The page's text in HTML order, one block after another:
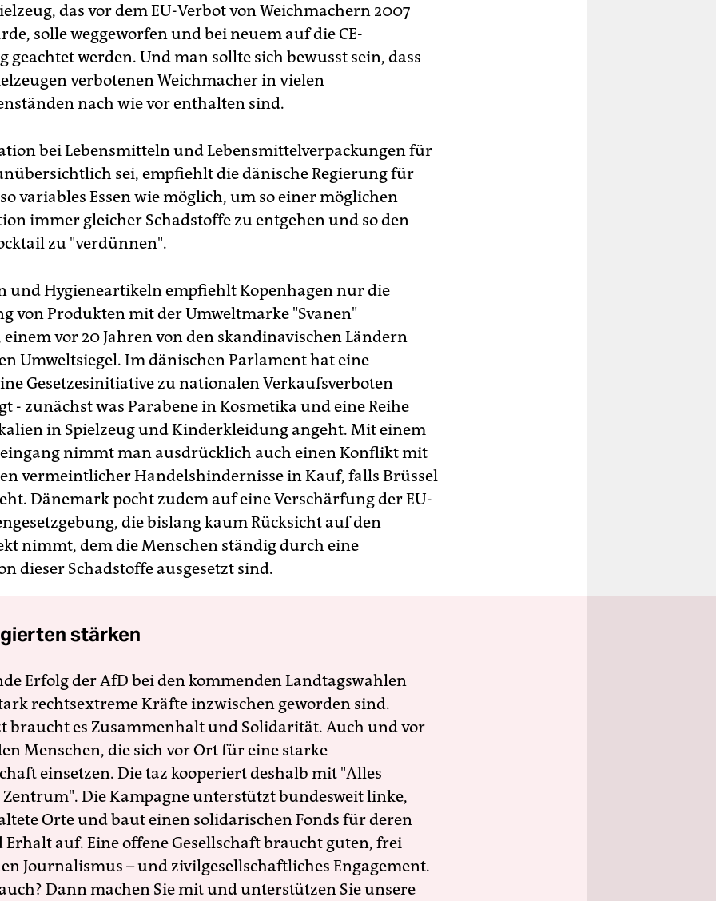
das vor dem EU-Verbot von Weichmachern 2007
solle weggeworfen und bei neuem auf die CE-
geachtet werden. Und man sollte sich bewusst sein, dass
verbotenen Weichmacher in vielen
nach wie vor enthalten sind.
bei Lebensmitteln und Lebensmittelverpackungen für
sei, empfiehlt die dänische Regierung für
variables Essen wie möglich, um so einer möglichen
immer gleicher Schadstoffe zu entgehen und so den
zu "verdünnen".
und Hygieneartikeln empfiehlt Kopenhagen nur die
von Produkten mit der Umweltmarke "Svanen"
einem vor 20 Jahren von den skandinavischen Ländern
Umweltsiegel. Im dänischen Parlament hat eine
Gesetzesinitiative zu nationalen Verkaufsverboten
- zunächst was Parabene in Kosmetika und eine Reihe
in Spielzeug und Kinderkleidung angeht. Mit einem
nimmt man ausdrücklich auch einen Konflikt mit
vermeintlicher Handelshindernisse in Kauf, falls Brüssel
Dänemark pocht zudem auf eine Verschärfung der EU-
die bislang kaum Rücksicht auf den
nimmt, dem die Menschen ständig durch eine
dieser Schadstoffe ausgesetzt sind.
stärken
Erfolg der AfD bei den kommenden Landtagswahlen
rechtsextreme Kräfte inzwischen geworden sind.
braucht es Zusammenhalt und Solidarität. Auch und vor
Menschen, die sich vor Ort für eine starke
einsetzen. Die taz kooperiert deshalb mit "Alles
Die Kampagne unterstützt bundesweit linke,
Orte und baut einen solidarischen Fonds für deren
Erhalt auf. Eine offene Gesellschaft braucht guten, frei
Journalismus – und zivilgesellschaftliches Engagement.
Dann machen Sie mit und unterstützen Sie unsere